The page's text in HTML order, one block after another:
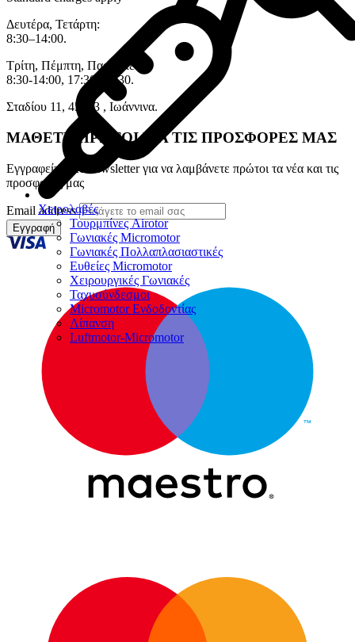
Χειρολαβές
Τουρμπίνες Airotor
Γωνιακές Micromotor
Γωνιακές Πολλαπλασιαστικές
Ευθείες Micromotor
Χειρουργικές Γωνιακές
Ταχυσύνδεσμοι
Micromotor Ενδοδοντίας
Λίπανση
Luftmotor-Micromotor
Δευτέρα, Τετάρτη:
8:30–14:00.
Τρίτη, Πέμπτη, Παρασκευή:
8:30-14:00, 17:30–20:30.
Σταδίου 11, 45333 , Ιωάννινα.
ΜΑΘΕΤΕ ΠΡΩΤΟΙ ΓΙΑ ΤΙΣ ΠΡΟΣΦΟΡΕΣ ΜΑΣ
Εγγραφείτε στο newsletter για να λαμβάνετε πρώτοι τα νέα και τις
προσφορές μας
Email address
Εγγραφή